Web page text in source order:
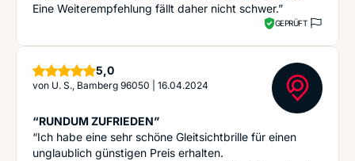
Eine Weiterempfehlung fällt daher nicht schwer.”
GEPRÜFT
5,0Sterne
von U. S., Bamberg 96050 16.04.2024
“RUNDUM ZUFRIEDEN”
“Ich habe eine sehr schöne Gleitsichtbrille für einen
unglaublich günstigen Preis erhalten.